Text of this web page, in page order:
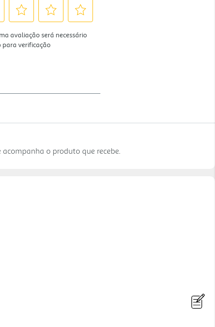
o produto que recebe.